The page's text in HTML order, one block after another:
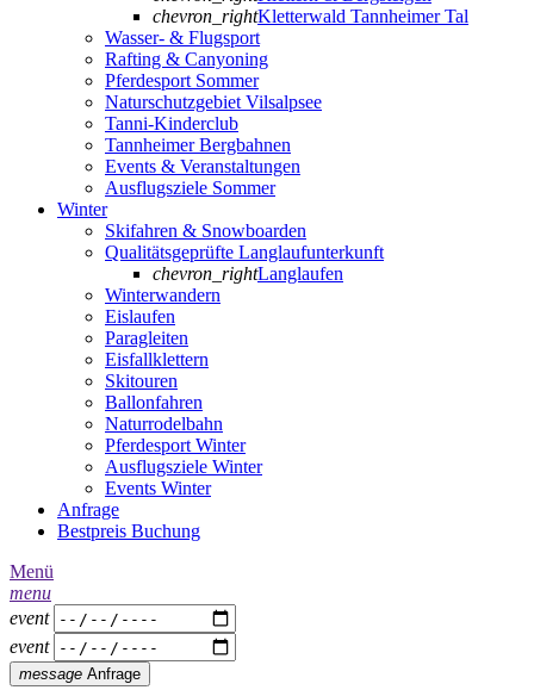
chevron_rightKletterwald Tannheimer Tal
Wasser- & Flugsport
Rafting & Canyoning
Pferdesport Sommer
Naturschutzgebiet Vilsalpsee
Tanni-Kinderclub
Tannheimer Bergbahnen
Events & Veranstaltungen
Ausflugsziele Sommer
Winter
Skifahren & Snowboarden
Qualitätsgeprüfte Langlaufunterkunft
chevron_rightLanglaufen
Winterwandern
Eislaufen
Paragleiten
Eisfallklettern
Skitouren
Ballonfahren
Naturrodelbahn
Pferdesport Winter
Ausflugsziele Winter
Events Winter
Anfrage
Bestpreis Buchung
Menü
menu
event
event
message Anfrage